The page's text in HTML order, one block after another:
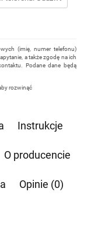
(imię, numer telefonu)
a także zgodę na ich
Podane dane będą
rozwinąć
się z administratorem, np.
danych, ich sprostowania,
a także prawo
Instrukcje
O producencie
Opinie (0)